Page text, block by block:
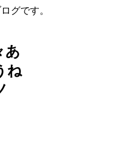
グです。
あ
ね